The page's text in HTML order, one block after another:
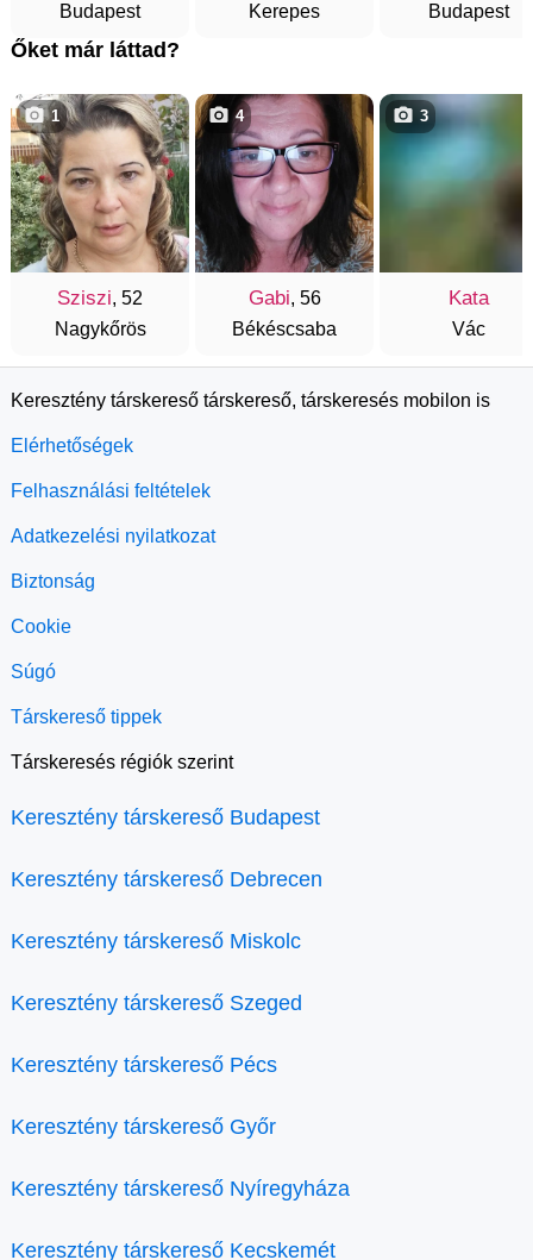
Budapest
Kerepes
Budapest
Őket már láttad?
Sziszi, 52
Nagykőrös
1
Gabi, 56
Békéscsaba
4
Kata
Vác
3
Keresztény társkereső társkereső, társkeresés mobilon is
Elérhetőségek
Felhasználási feltételek
Adatkezelési nyilatkozat
Biztonság
Cookie
Súgó
Társkereső tippek
Társkeresés régiók szerint
Keresztény társkereső Budapest
Keresztény társkereső Debrecen
Keresztény társkereső Miskolc
Keresztény társkereső Szeged
Keresztény társkereső Pécs
Keresztény társkereső Győr
Keresztény társkereső Nyíregyháza
Keresztény társkereső Kecskemét